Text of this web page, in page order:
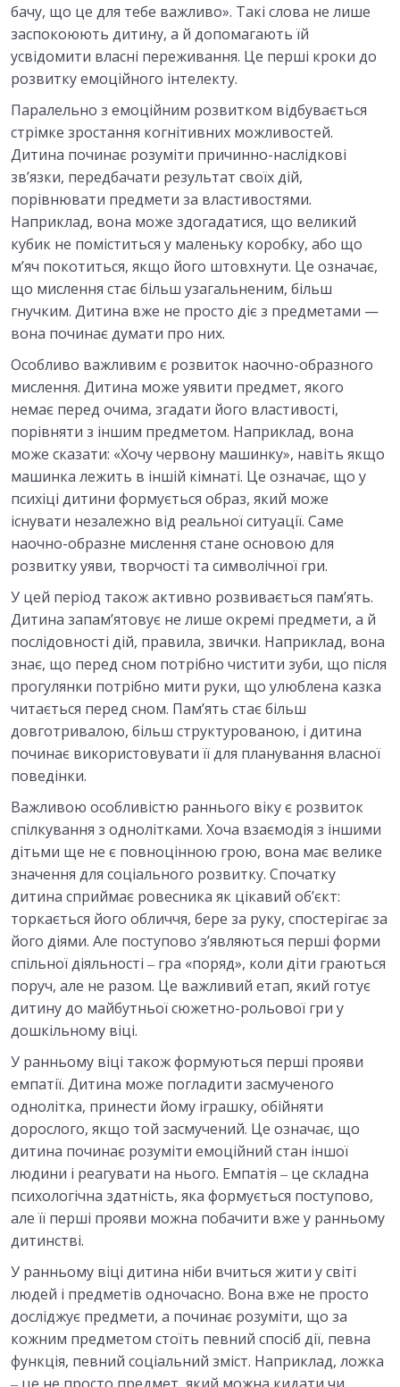
бачу, що це для тебе важливо». Такі слова не лише
заспокоюють дитину, а й допомагають їй
усвідомити власні переживання. Це перші кроки до
розвитку емоційного інтелекту.
Паралельно з емоційним розвитком відбувається
стрімке зростання когнітивних можливостей.
Дитина починає розуміти причинно-наслідкові
зв’язки, передбачати результат своїх дій,
порівнювати предмети за властивостями.
Наприклад, вона може здогадатися, що великий
кубик не поміститься у маленьку коробку, або що
м’яч покотиться, якщо його штовхнути. Це означає,
що мислення стає більш узагальненим, більш
гнучким. Дитина вже не просто діє з предметами —
вона починає думати про них.
Особливо важливим є розвиток наочно-образного
мислення. Дитина може уявити предмет, якого
немає перед очима, згадати його властивості,
порівняти з іншим предметом. Наприклад, вона
може сказати: «Хочу червону машинку», навіть якщо
машинка лежить в іншій кімнаті. Це означає, що у
психіці дитини формується образ, який може
існувати незалежно від реальної ситуації. Саме
наочно-образне мислення стане основою для
розвитку уяви, творчості та символічної гри.
У цей період також активно розвивається пам’ять.
Дитина запам’ятовує не лише окремі предмети, а й
послідовності дій, правила, звички. Наприклад, вона
знає, що перед сном потрібно чистити зуби, що після
прогулянки потрібно мити руки, що улюблена казка
читається перед сном. Пам’ять стає більш
довготривалою, більш структурованою, і дитина
починає використовувати її для планування власної
поведінки.
Важливою особливістю раннього віку є розвиток
спілкування з однолітками. Хоча взаємодія з іншими
дітьми ще не є повноцінною грою, вона має велике
значення для соціального розвитку. Спочатку
дитина сприймає ровесника як цікавий об’єкт:
торкається його обличчя, бере за руку, спостерігає за
його діями. Але поступово з’являються перші форми
спільної діяльності ‒ гра «поряд», коли діти граються
поруч, але не разом. Це важливий етап, який готує
дитину до майбутньої сюжетно-рольової гри у
дошкільному віці.
У ранньому віці також формуються перші прояви
емпатії. Дитина може погладити засмученого
однолітка, принести йому іграшку, обійняти
дорослого, якщо той засмучений. Це означає, що
дитина починає розуміти емоційний стан іншої
людини і реагувати на нього. Емпатія ‒ це складна
психологічна здатність, яка формується поступово,
але її перші прояви можна побачити вже у ранньому
дитинстві.
У ранньому віці дитина ніби вчиться жити у світі
людей і предметів одночасно. Вона вже не просто
досліджує предмети, а починає розуміти, що за
кожним предметом стоїть певний спосіб дії, певна
функція, певний соціальний зміст. Наприклад, ложка